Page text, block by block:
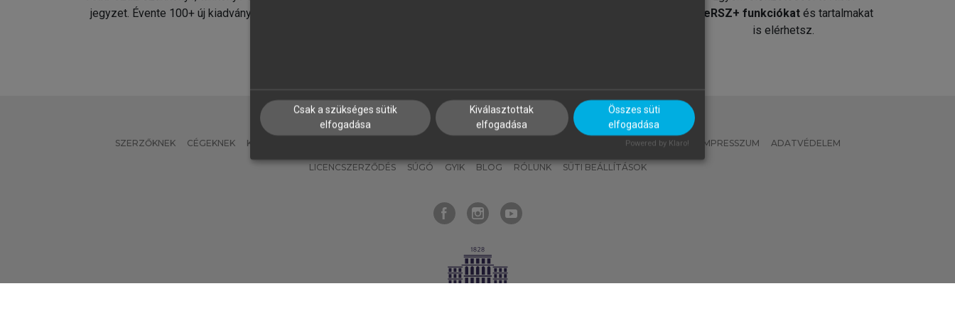
jegyzet. Évente 100+ új kiadvány.
MeRSZ+ funkciókat és tartalmakat
is elérhetsz.
SZERZŐKNEK CÉGEKNEK KÖNYVTÁROSOKNAK MI – ÁLTALÁNOS IRÁNYELVEK IMPRESSZUM ADATVÉDELEM
LICENCSZERZŐDÉS SÚGÓ GYIK BLOG RÓLUNK SÜTI BEÁLLÍTÁSOK
Csak a szükséges sütik
elfogadása
Kiválasztottak
elfogadása
Összes süti
elfogadása
Powered by Klaro!